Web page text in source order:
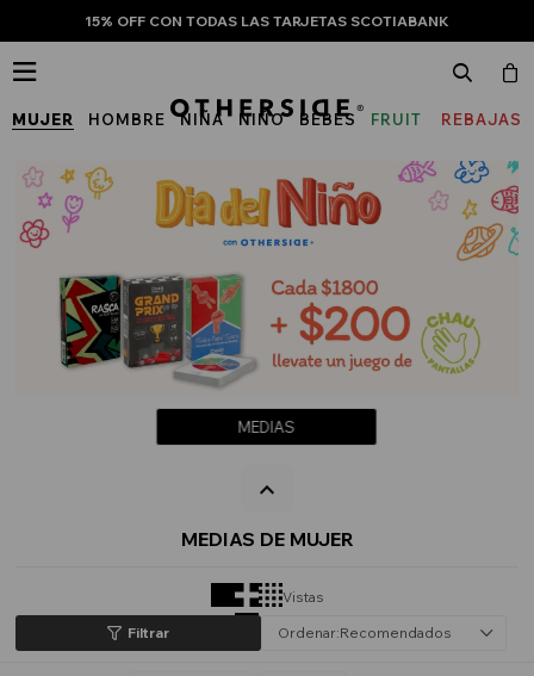
15% OFF CON TODAS LAS TARJETAS SCOTIABANK
MUJER HOMBRE NIÑA NIÑO BEBÉS
FRUIT
THE
LOOM
REBAJAS

MEDIAS
MEDIAS DE MUJER
Vistas
Recomendados